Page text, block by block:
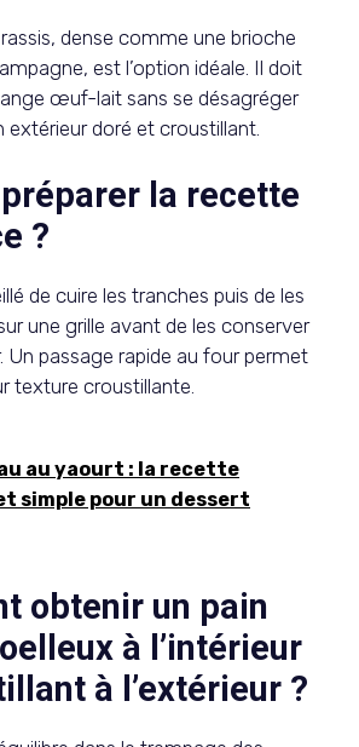
dense comme une brioche
est l’option idéale. Il doit
œuf-lait sans se désagréger
extérieur doré et croustillant.
la recette
?
de cuire les tranches puis de les
une grille avant de les conserver
Un passage rapide au four permet
texture croustillante.
au yaourt : la recette
simple pour un dessert
obtenir un pain
à l’intérieur
à l’extérieur ?